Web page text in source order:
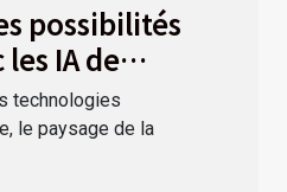
possibilités
IA de
et logos
technologies
le paysage de la